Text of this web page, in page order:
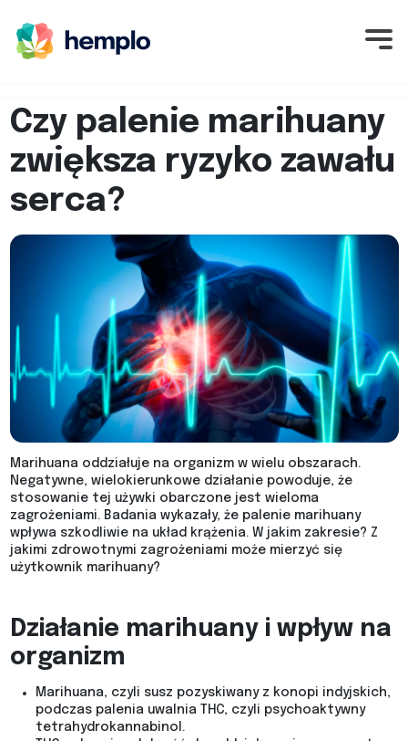
Czy palenie marihuany
zwiększa ryzyko zawału
serca?
Marihuana oddziałuje na organizm w wielu obszarach.
Negatywne, wielokierunkowe działanie powoduje, że
stosowanie tej używki obarczone jest wieloma
zagrożeniami. Badania wykazały, że palenie marihuany
wpływa szkodliwie na układ krążenia. W jakim zakresie? Z
jakimi zdrowotnymi zagrożeniami może mierzyć się
użytkownik marihuany?
Działanie marihuany i wpływ na
organizm
Marihuana, czyli susz pozyskiwany z konopi indyjskich,
podczas palenia uwalnia THC, czyli psychoaktywny
tetrahydrokannabinol.